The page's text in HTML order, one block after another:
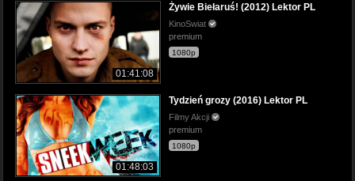
01:41:08
Żywie Biełaruś! (2012) Lektor PL
KinoSwiat
premium
1080p
01:48:03
Tydzień grozy (2016) Lektor PL
Filmy Akcji
premium
1080p